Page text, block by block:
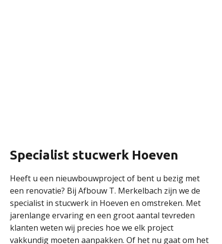
Specialist stucwerk Hoeven
Heeft u een nieuwbouwproject of bent u bezig met
een renovatie? Bij Afbouw T. Merkelbach zijn we de
specialist in stucwerk in Hoeven en omstreken. Met
jarenlange ervaring en een groot aantal tevreden
klanten weten wij precies hoe we elk project
vakkundig moeten aanpakken. Of het nu gaat om het